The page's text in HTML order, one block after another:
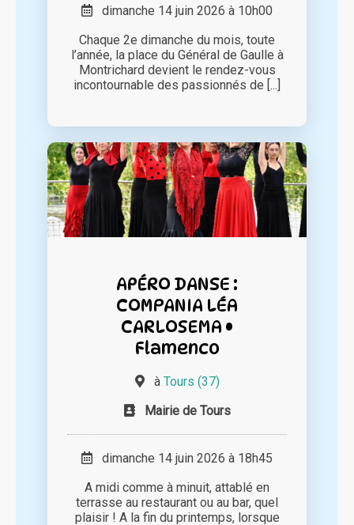
dimanche 14 juin 2026 à 10h00
Chaque 2e dimanche du mois, toute
l’année, la place du Général de Gaulle à
Montrichard devient le rendez-vous
incontournable des passionnés de [...]
APÉRO DANSE :
COMPANIA LÉA
CARLOSEMA •
Flamenco
à Tours (37)
Mairie de Tours
dimanche 14 juin 2026 à 18h45
A midi comme à minuit, attablé en
terrasse au restaurant ou au bar, quel
plaisir ! A la fin du printemps, lorsque